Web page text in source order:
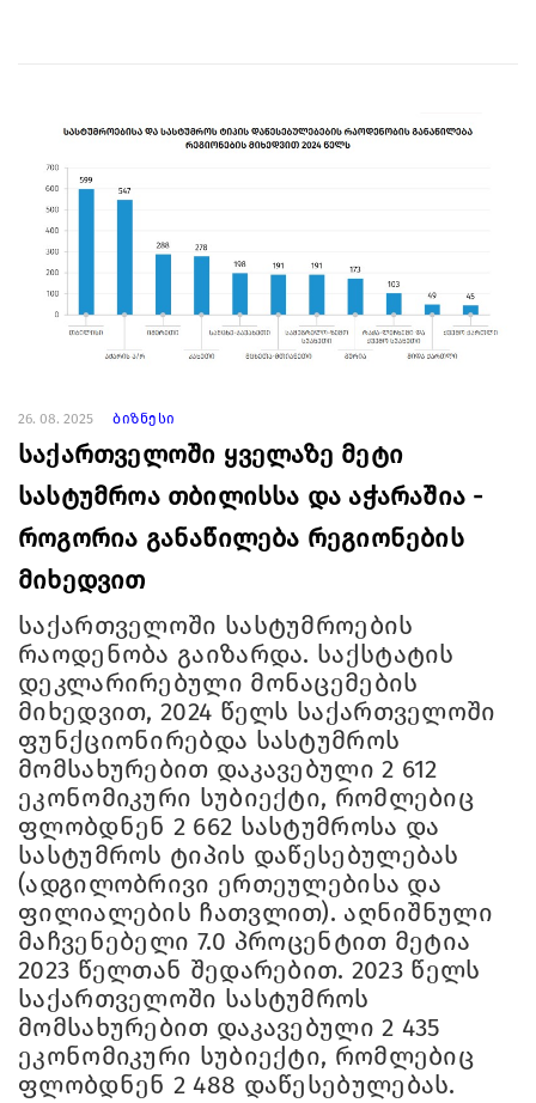
26. 08. 2025 ბიზნესი
საქართველოში ყველაზე მეტი
სასტუმროა თბილისსა და აჭარაშია -
როგორია განაწილება რეგიონების
მიხედვით
საქართველოში სასტუმროების
რაოდენობა გაიზარდა. საქსტატის
დეკლარირებული მონაცემების
მიხედვით, 2024 წელს საქართველოში
ფუნქციონირებდა სასტუმროს
მომსახურებით დაკავებული 2 612
ეკონომიკური სუბიექტი, რომლებიც
ფლობდნენ 2 662 სასტუმროსა და
სასტუმროს ტიპის დაწესებულებას
(ადგილობრივი ერთეულებისა და
ფილიალების ჩათვლით). აღნიშნული
მაჩვენებელი 7.0 პროცენტით მეტია
2023 წელთან შედარებით. 2023 წელს
საქართველოში სასტუმროს
მომსახურებით დაკავებული 2 435
ეკონომიკური სუბიექტი, რომლებიც
ფლობდნენ 2 488 დაწესებულებას.